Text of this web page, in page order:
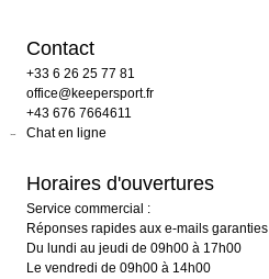
Contact
+33 6 26 25 77 81
office@keepersport.fr
+43 676 7664611
Chat en ligne
Horaires d'ouvertures
Service commercial :
Réponses rapides aux e-mails garanties
Du lundi au jeudi de 09h00 à 17h00
Le vendredi de 09h00 à 14h00